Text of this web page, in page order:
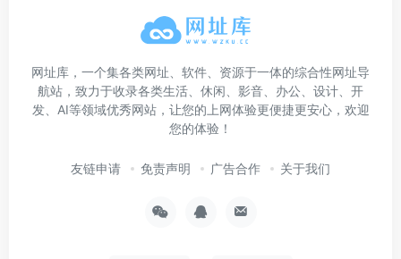
网址库，一个集各类网址、软件、资源于一体的综合性网址导
航站，致力于收录各类生活、休闲、影音、办公、设计、开
发、AI等领域优秀网站，让您的上网体验更便捷更安心，欢迎
您的体验！
友链申请 免责声明 广告合作 关于我们